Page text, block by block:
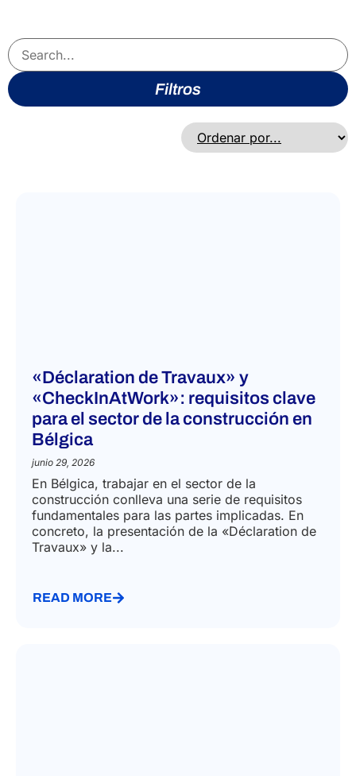
Filtros
«Déclaration de Travaux» y
«CheckInAtWork»: requisitos clave
para el sector de la construcción en
Bélgica
junio 29, 2026
En Bélgica, trabajar en el sector de la
construcción conlleva una serie de requisitos
fundamentales para las partes implicadas. En
concreto, la presentación de la «Déclaration de
Travaux» y la...
READ MORE